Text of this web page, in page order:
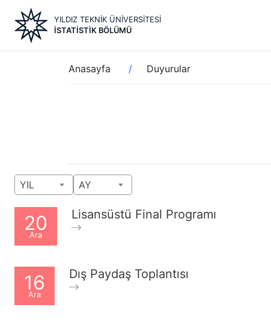
içeriğe
YILDIZ TEKNİK ÜNİVERSİTESİ
İSTATISTIK BÖLÜMÜ
Sayfa
yolu
Anasayfa Duyurular
YIL
AY
20
Ara
Lisansüstü Final Programı
16
Ara
Dış Paydaş Toplantısı